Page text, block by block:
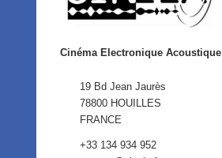
Cinéma Electronique Acoustique
19 Bd Jean Jaurès
78800 HOUILLES
FRANCE
+33 134 934 952